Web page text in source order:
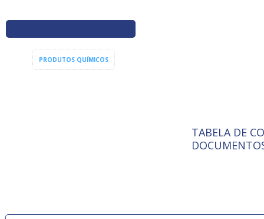
PRODUTOS QUÍMICOS
ISO 9001:
A
TABELA DE